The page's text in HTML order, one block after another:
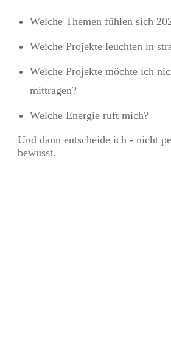
Welche Themen fühlen sich
Welche Projekte leuchten in
Welche Projekte möchte ich
mittragen?
Welche Energie ruft mich?
Und dann entscheide ich - nicht
bewusst.